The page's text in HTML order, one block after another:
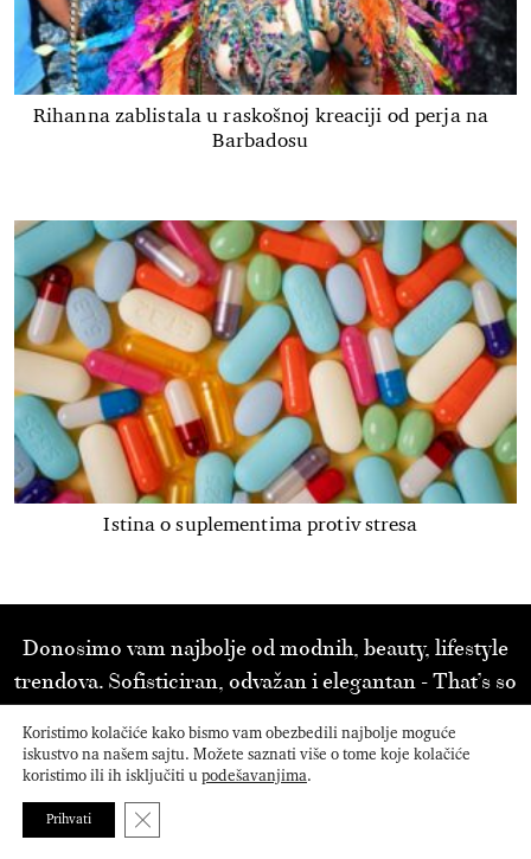
Rihanna zablistala u raskošnoj kreaciji od perja na
Barbadosu
Istina o suplementima protiv stresa
Donosimo vam najbolje od modnih, beauty, lifestyle
trendova. Sofisticiran, odvažan i elegantan - That’s so
BAZAAR!
Koristimo kolačiće kako bismo vam obezbedili najbolje moguće
iskustvo na našem sajtu. Možete saznati više o tome koje kolačiće
koristimo ili ih isključiti upodešavanjima.
Prihvati Close GDPR Cookie Banner